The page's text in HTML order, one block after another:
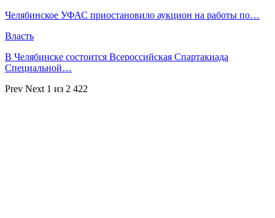
Челябинское УФАС приостановило аукцион на работы по…
Власть
В Челябинске состоится Всероссийская Спартакиада
Специальной…
Prev Next 1 из 2 422